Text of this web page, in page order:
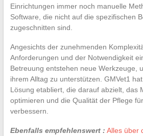
Einrichtungen immer noch manuelle
Software, die nicht auf die spezifischen
zugeschnitten sind.
Angesichts der zunehmenden
Anforderungen und der Notwendigkeit
Betreuung entstehen neue Werkzeuge,
ihrem Alltag zu unterstützen. GMVet1
Lösung etabliert, die darauf abzielt, das
optimieren und die Qualität der Pflege
verbessern.
Ebenfalls empfehlenswert : Alles über